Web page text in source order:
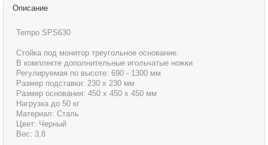
Описание
Tempo SPS630
Стойка под монитор треугольное основание.
В комплекте дополнительные игольчатые ножки
Регулируемая по высоте: 690 - 1300 мм
Размер подставки: 230 х 230 мм
Размер основания: 450 х 450 х 450 мм
Нагрузка до 50 кг
Материал: Сталь
Цвет: Черный
Вес: 3,8